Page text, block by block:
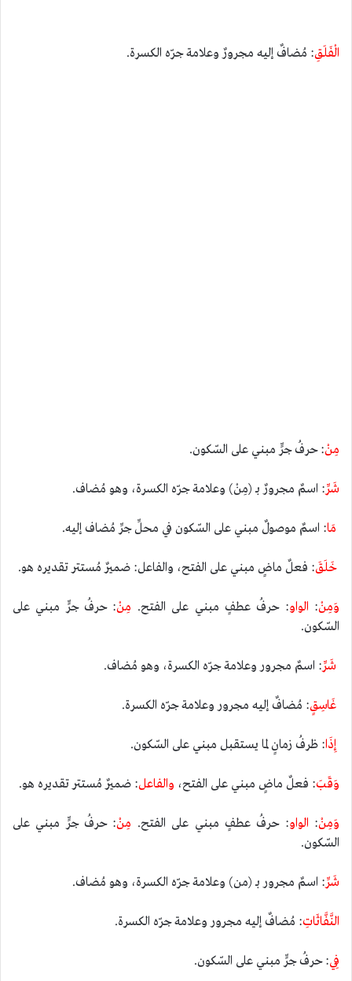
الْفَلَقِ: مُضافٌ إليه مجرورٌ وعلامة جرّه الكسرة.
مِنْ: حرفُ جرٍّ مبني على السّكون.
شَرِّ: اسمٌ مجرورٌ بـ (مِنْ) وعلامة جرّه الكسرة، وهو مُضاف.
مَا: اسمٌ موصولٌ مبني على السّكون في محلِّ جرِّ مُضاف إليه.
خَلَقَ: فعلٌ ماضٍ مبني على الفتح، والفاعل: ضميرٌ مُستتر تقديره هو.
وَمِنْ: الواو: حرفُ عطفٍ مبني على الفتح. مِنْ: حرفُ جرٍّ مبني على
السّكون.
شَرِّ: اسمٌ مجرور وعلامة جرّه الكسرة، وهو مُضاف.
غَاسِقٍ: مُضافٌ إليه مجرور وعلامة جرّه الكسرة.
إِذَا: ظرفُ زمانٍ لما يستقبل مبني على السّكون.
وَقَبَ: فعلٌ ماضٍ مبني على الفتح، والفاعل: ضميرٌ مُستتر تقديره هو.
وَمِنْ: الواو: حرفُ عطفٍ مبني على الفتح. مِنْ: حرفُ جرٍّ مبني على
السّكون.
شَرِّ: اسمٌ مجرور بـ (من) وعلامة جرّه الكسرة، وهو مُضاف.
النَّفَّاثَاتِ: مُضافٌ إليه مجرور وعلامة جرّه الكسرة.
فِي: حرفُ جرٍّ مبني على السّكون.